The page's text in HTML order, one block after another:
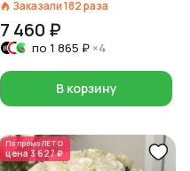
Россия, 40 см
Заказали182раза
7 460 ₽
по 1 865 ₽ ×4
В корзину
По промоЛЕТО
цена 3 627 ₽